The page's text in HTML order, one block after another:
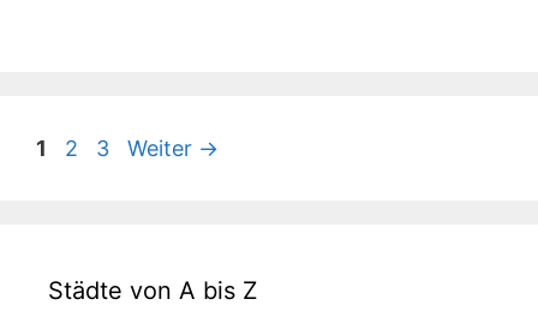
Seite
1 Seite
2 Seite
3 Weiter →
Städte von A bis Z